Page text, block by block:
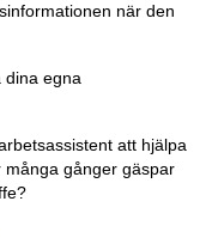
när den
dina egna
att hjälpa
många gånger gäspar